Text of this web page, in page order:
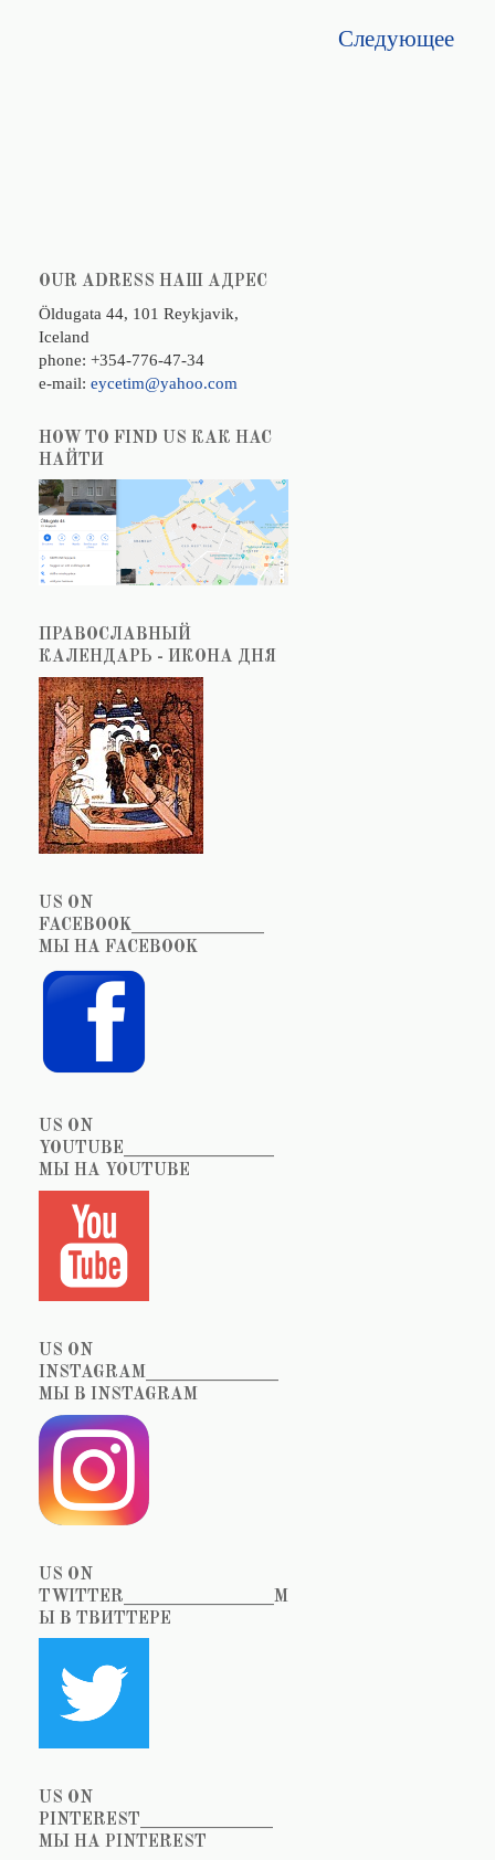
Следующее
OUR ADRESS НАШ АДРЕС
Öldugata 44, 101 Reykjavik,
Iceland
phone: +354-776-47-34
e-mail: eycetim@yahoo.com
HOW TO FIND US КАК НАС
НАЙТИ
ПРАВОСЛАВНЫЙ
КАЛЕНДАРЬ - ИКОНА ДНЯ
US ON
FACEBOOK_______________
МЫ НА FACEBOOK
US ON
YOUTUBE_________________
МЫ НА YOUTUBE
US ON
INSTAGRAM_______________
МЫ В INSTAGRAM
US ON
TWITTER_________________М
Ы В ТВИТТЕРЕ
US ON
PINTEREST_______________
МЫ НА PINTEREST